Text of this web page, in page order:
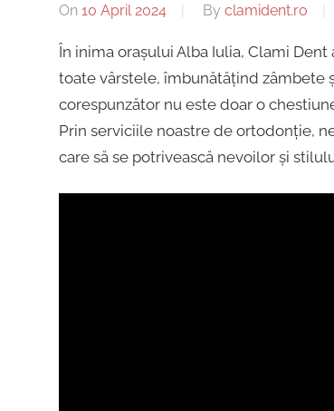
Alba
Iulia
|
dentar,
Copii,
Dentist,
Strada
Ion
Lăncrănjan
19,
On 10 April 2024 By clamident.ro
În inima orașului Alba Iulia, Clami
toate vârstele, îmbunătățind zâmbete
corespunzător nu este doar o
Prin serviciile noastre de ortodonție,
care să se potrivească nevoilor și